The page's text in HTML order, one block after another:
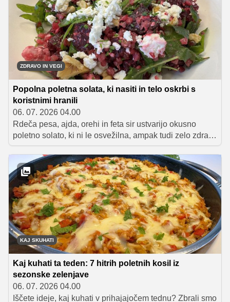
zadnje kapljice!
ZDRAVO IN VEGI
Popolna poletna solata, ki nasiti in telo oskrbi s
koristnimi hranili
06. 07. 2026 04.00
Rdeča pesa, ajda, orehi in feta sir ustvarijo okusno
poletno solato, ki ni le osvežilna, ampak tudi zelo zdrava
in hranljiva. Odlična izbira za lahko kosilo, večerjo ali
zdrav obrok, ki vas bo prijetno nasitil.
KAJ SKUHATI
Kaj kuhati ta teden: 7 hitrih poletnih kosil iz
sezonske zelenjave
06. 07. 2026 04.00
Iščete ideje, kaj kuhati v prihajajočem tednu? Zbrali smo